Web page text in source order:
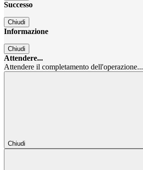
Successo
Chiudi
Informazione
Chiudi
Attendere...
Attendere il completamento dell'operazione...
Chiudi